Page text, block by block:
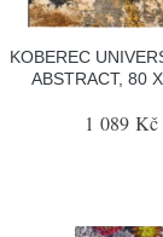
KOBEREC
ABSTRACT, 80
1 089 Kč